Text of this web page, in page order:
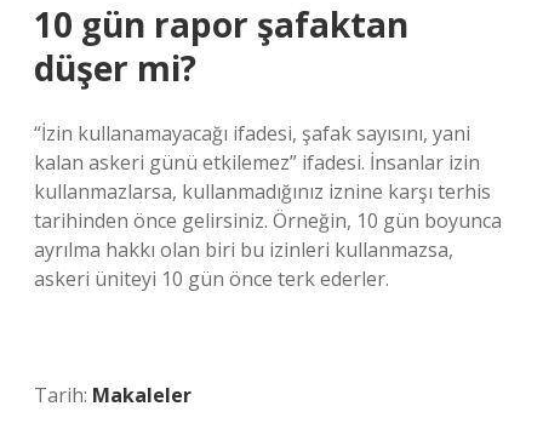
10 gün rapor şafaktan
düşer mi?
“İzin kullanamayacağı ifadesi, şafak sayısını, yani
kalan askeri günü etkilemez” ifadesi. İnsanlar izin
kullanmazlarsa, kullanmadığınız iznine karşı terhis
tarihinden önce gelirsiniz. Örneğin, 10 gün boyunca
ayrılma hakkı olan biri bu izinleri kullanmazsa,
askeri üniteyi 10 gün önce terk ederler.
Tarih: Makaleler